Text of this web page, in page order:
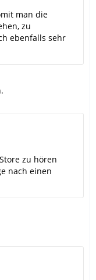
man die
zu
ebenfalls sehr
zu hören
nach einen